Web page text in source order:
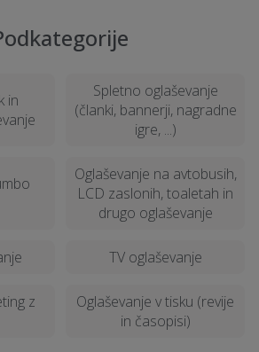
izvedbe marketinške
in izkušnje
na lokaciji v Beltincih
marketinga?
in
Spletno oglaševanje
(članki, bannerji, nagradne
igre, ...)
Oglaševanje na avtobusih,
LCD zaslonih, toaletah in
drugo oglaševanje
TV oglaševanje
z
Oglaševanje v tisku (revije
in časopisi)